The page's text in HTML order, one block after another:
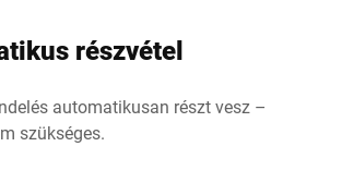
részvétel
automatikusan részt vesz –
szükséges.